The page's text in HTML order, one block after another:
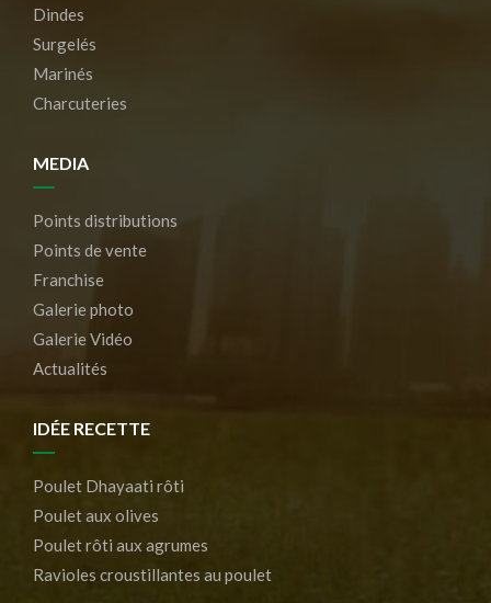
Dindes
Surgelés
Marinés
Charcuteries
MEDIA
Points distributions
Points de vente
Franchise
Galerie photo
Galerie Vidéo
Actualités
IDÉE RECETTE
Poulet Dhayaati rôti
Poulet aux olives
Poulet rôti aux agrumes
Ravioles croustillantes au poulet